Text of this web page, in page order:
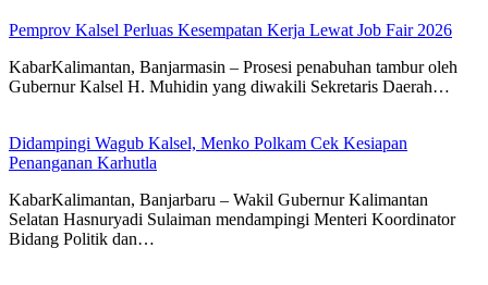
Pemprov Kalsel Perluas Kesempatan Kerja Lewat Job Fair 2026
KabarKalimantan, Banjarmasin – Prosesi penabuhan tambur oleh
Gubernur Kalsel H. Muhidin yang diwakili Sekretaris Daerah…
Didampingi Wagub Kalsel, Menko Polkam Cek Kesiapan
Penanganan Karhutla
KabarKalimantan, Banjarbaru – Wakil Gubernur Kalimantan
Selatan Hasnuryadi Sulaiman mendampingi Menteri Koordinator
Bidang Politik dan…